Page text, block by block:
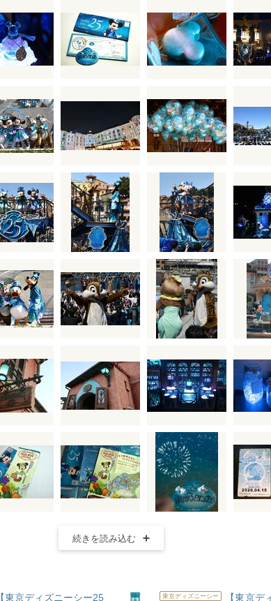
続きを読み込む
【東京ディズニーシー25
東京ディズニーシー
【東京デ